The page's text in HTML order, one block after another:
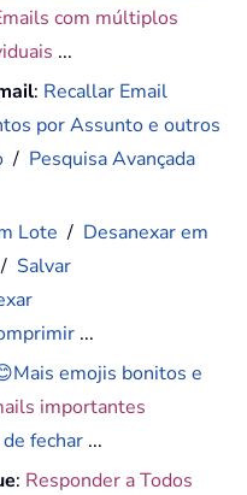
com múltiplos
...
: Recallar Email
por Assunto e outros
/ Pesquisa Avançada
Lote / Desanexar em
/ Salvar
...
emojis bonitos e
importantes
fechar ...
: Responder a Todos